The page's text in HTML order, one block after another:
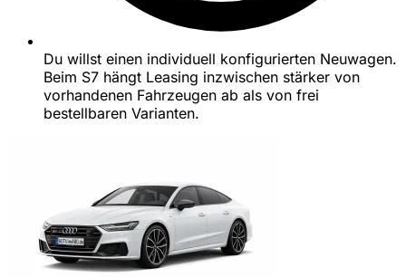
Du willst einen individuell konfigurierten Neuwagen.
Beim S7 hängt Leasing inzwischen stärker von
vorhandenen Fahrzeugen ab als von frei
bestellbaren Varianten.